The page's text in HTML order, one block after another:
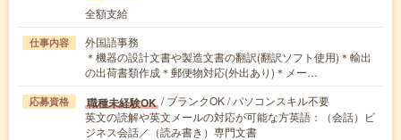
全額支給
仕事内容
外国語事務
＊機器の設計文書や製造文書の翻訳(翻訳ソフト使用)＊輸出
の出荷書類作成＊郵便物対応(外出あり)＊メー…
応募資格 職種未経験OK / ブランクOK / パソコンスキル不要
英文の読解や英文メールの対応が可能な方英語：（会話）ビ
ジネス会話／（読み書き）専門文書